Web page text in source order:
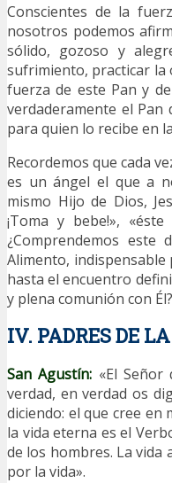
Conscientes de la
nosotros podemos
sólido, gozoso y
sufrimiento, practicar la
fuerza de este Pan y
verdaderamente el Pan
para quien lo recibe en
Recordemos que cada
es un ángel el que a
mismo Hijo de Dios,
¡Toma y bebe!»,
¿Comprendemos
Alimento,
hasta el encuentro
y plena comunión con Él?
IV. PADRES DE
San Agustín: «El
verdad, en verdad os
diciendo: el que cree en
la vida eterna es el
de los hombres. La
por la vida».